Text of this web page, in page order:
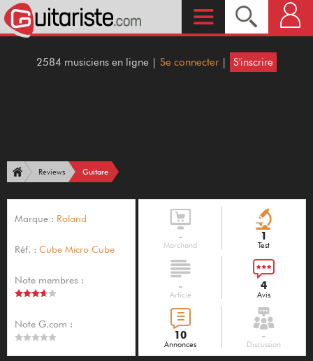
2584 musiciens en ligne | Se connecter | S'inscrire
Reviews Guitare
Marque : Roland
Réf. : Cube Micro Cube
Note membres :
Note G.com :
-
Marchand
1
Test
-
Article
4
Avis
10
Annonces
-
Discussion